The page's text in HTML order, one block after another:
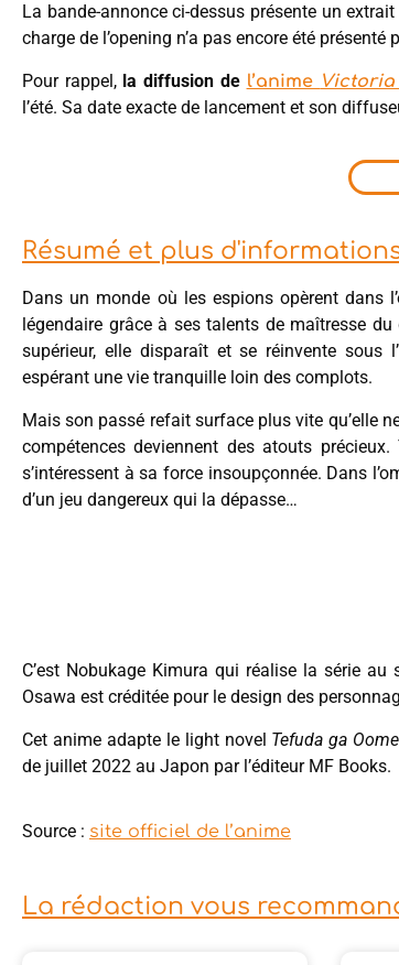
La bande-annonce ci-dessus présente un
charge de l’opening n’a pas encore été présenté
Pour rappel, la diffusion de l’anime
l’été. Sa date exacte de lancement et son
Résumé et plus
Dans un monde où les espions opèrent dans
légendaire grâce à ses talents de maîtresse
supérieur, elle disparaît et se réinvente sous
espérant une vie tranquille loin des complots.
Mais son passé refait surface plus vite qu’elle
compétences deviennent des atouts
s’intéressent à sa force insoupçonnée. Dans
d’un jeu dangereux qui la dépasse…
C’est Nobukage Kimura qui réalise la série
Osawa est créditée pour le design des
Cet anime adapte le light novel Tefuda ga
de juillet 2022 au Japon par l’éditeur MF Books.
Source : site officiel de l’anime
La rédaction vous